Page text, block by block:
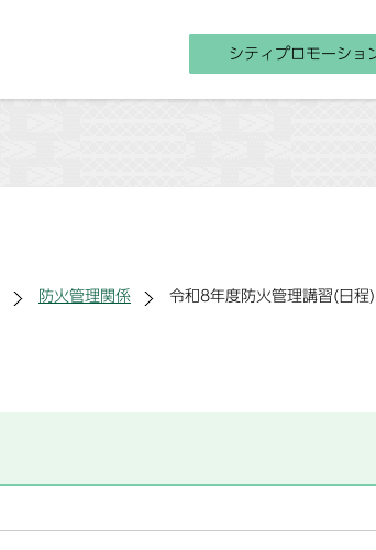
シティプロモーショ
防火管理関係 令和8年度防火管理講習(日程)